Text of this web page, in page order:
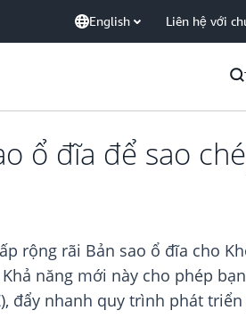
English Liên hệ với
ổ đĩa để sao
rộng rãi Bản sao ổ đĩa cho
năng mới này cho phép
đẩy nhanh quy trình phát